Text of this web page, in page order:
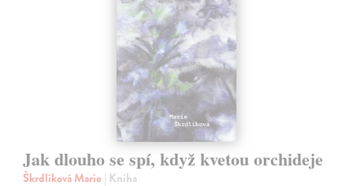
Jak dlouho se spí, když kvetou orchideje
Škrdlíková Marie | Kniha